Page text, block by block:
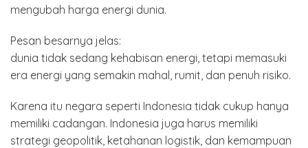
mengubah harga energi dunia.
Pesan besarnya jelas:
dunia tidak sedang kehabisan energi, tetapi memasuki
era energi yang semakin mahal, rumit, dan penuh risiko.
Karena itu negara seperti Indonesia tidak cukup hanya
memiliki cadangan. Indonesia juga harus memiliki
strategi geopolitik, ketahanan logistik, dan kemampuan